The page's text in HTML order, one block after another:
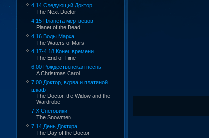
4.14 Следующий Доктор
The Next Doctor
4.15 Планета мертвецов
Planet of the Dead
4.16 Воды Марса
The Waters of Mars
4.17-4.18 Конец времени
The End of Time
6.00 Рождественская песнь
A Christmas Carol
7.00 Доктор, вдова и платяной
шкаф
The Doctor, the Widow and the
Wardrobe
7.X Снеговики
The Snowmen
7.14 День Доктора
The Day of the Doctor